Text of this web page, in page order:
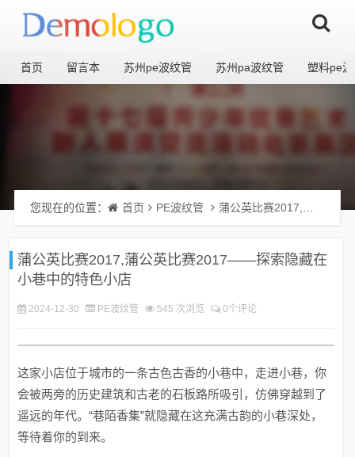
首页 留言本 苏州pe波纹管 苏州pa波纹管 塑料pe
您现在的位置： 首页 PE波纹管 蒲公英比赛2017,蒲公英比赛2017——探索隐藏在小巷中的特色小店
蒲公英比赛2017,蒲公英比赛2017——探索隐藏在
小巷中的特色小店
2024-12-30 PE波纹管 545 次浏览 0个评论
这家小店位于城市的一条古色古香的小巷中，走进小巷，你
会被两旁的历史建筑和古老的石板路所吸引，仿佛穿越到了
遥远的年代。“巷陌香集”就隐藏在这充满古韵的小巷深处，
等待着你的到来。